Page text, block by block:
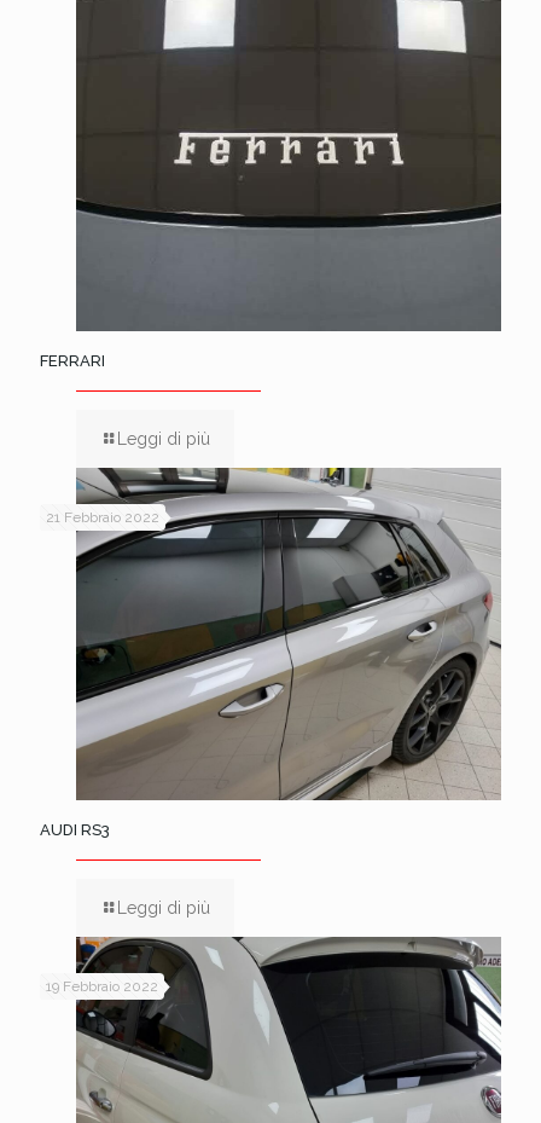
FERRARI
Leggi di più
21 Febbraio 2022
AUDI RS3
Leggi di più
19 Febbraio 2022